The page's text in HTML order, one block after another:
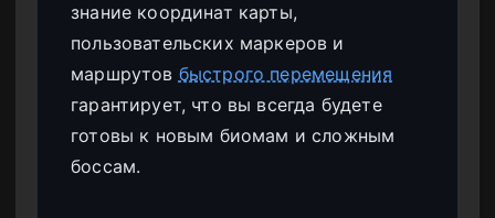
знание координат карты,
пользовательских маркеров и
маршрутов быстрого перемещения
гарантирует, что вы всегда будете
готовы к новым биомам и сложным
боссам.